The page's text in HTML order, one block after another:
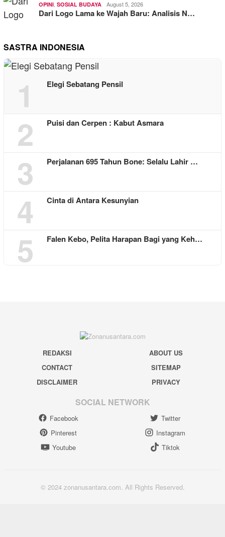
OPINI SOSIAL BUDAYA August 5, 2026
Dari Logo Lama ke Wajah Baru: Analisis N…
SASTRA INDONESIA
1 Elegi Sebatang Pensil
2 Puisi dan Cerpen : Kabut Asmara
3 Perjalanan 695 Tahun Bone: Selalu Lahir …
4 Cinta di Antara Kesunyian
5 Falen Kebo, Pelita Harapan Bagi yang Keh…
REDAKSI
ABOUT US
CONTACT
SITEMAP
DISCLAIMER
PRIVACY
SOCIAL NETWORK
Facebook
Twitter
Pinterest
Instagram
Youtube
Tiktok
© 2024 zonanusantara.com. All Rights Reserved.